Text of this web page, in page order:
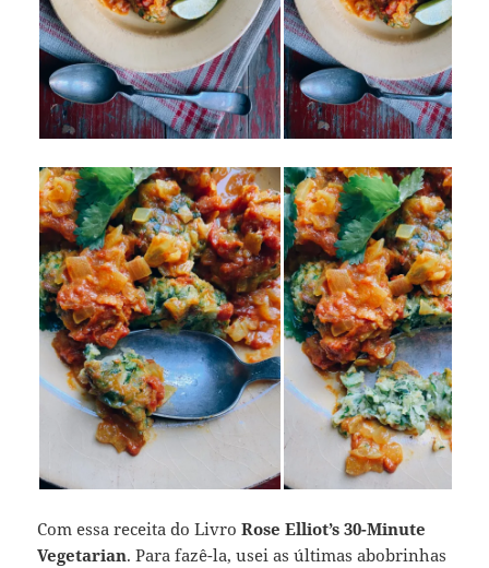
Com essa receita do LivroRose Elliot’s 30-Minute
Vegetarian. Para fazê-la, usei as últimas abobrinhas